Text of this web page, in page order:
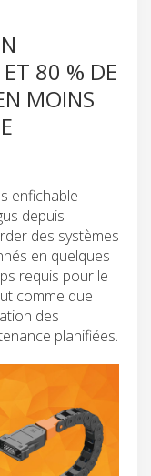
80 % DE
MOINS
enfichable
depuis
des systèmes
en quelques
requis pour le
comme que
des
planifiées.